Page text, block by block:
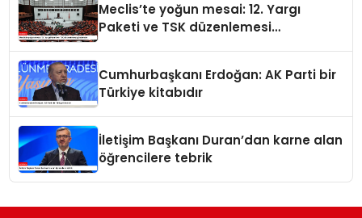
Meclis’te yoğun mesai: 12. Yargı
Paketi ve TSK düzenlemesi
Cumhurbaşkanı Erdoğan: AK Parti bir
Türkiye kitabıdır
İletişim Başkanı Duran’dan karne alan
öğrencilere tebrik